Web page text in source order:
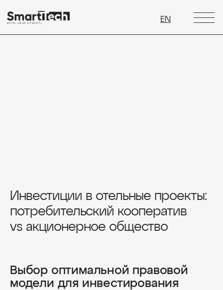
Инвестиции в отельные проекты:
потребительский кооператив
vs акционерное общество
Выбор оптимальной правовой
модели для инвестирования